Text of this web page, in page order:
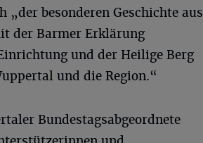
besonderen Geschichte aus
der Barmer Erklärung
und der Heilige Berg
und die Region.“
Bundestagsabgeordnete